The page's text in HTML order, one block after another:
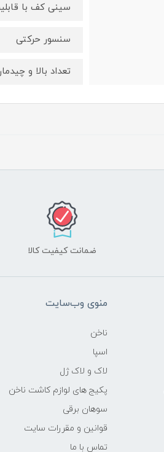
سینی کف با
سنسور حرکتی
تعداد بالا و
ضمانت کیفیت کالا
منوی وب‌سایت
ناخن
اسپا
لاک و لاک ژل
پکیج های لوازم کاشت ناخن
سوهان برقی
قوانین و مقررات سایت
تماس با ما